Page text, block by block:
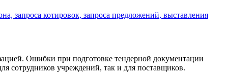
запроса котировок, запроса предложений, выставления
Ошибки при подготовке тендерной документации
сотрудников учреждений, так и для поставщиков.